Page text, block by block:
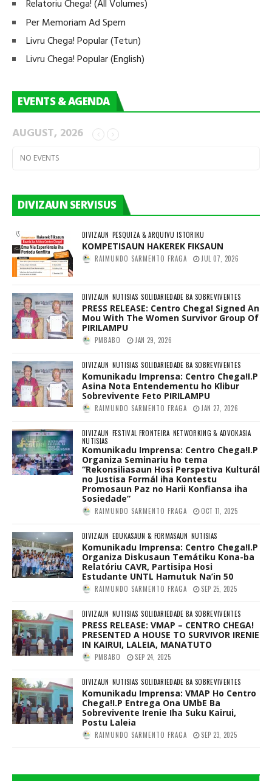
Relatoriu Chega! (All Volumes)
Per Memoriam Ad Spem
Livru Chega! Popular (Tetun)
Livru Chega! Popular (English)
EVENTS & AGENDA
AUGUST, 2026
NO EVENTS
DIVIZAUN SERVISUS
DIVIZAUN PESQUIZA & ARQUIVU ISTORIKU
KOMPETISAUN HAKEREK FIKSAUN
RAIMUNDO SARMENTO FRAGA JUL 07, 2026
DIVIZAUN NUTISIAS SOLIDARIEDADE BA SOBREVIVENTES
PRESS RELEASE: Centro Chega! Signed An
Mou With The Women Survivor Group Of
PIRILAMPU
PMBABO JAN 29, 2026
DIVIZAUN NUTISIAS SOLIDARIEDADE BA SOBREVIVENTES
Komunikadu Imprensa: Centro Chega!I.P
Asina Nota Entendementu ho Klibur
Sobrevivente Feto PIRILAMPU
RAIMUNDO SARMENTO FRAGA JAN 27, 2026
DIVIZAUN FESTIVAL FRONTEIRA NETWORKING & ADVOKASIA
NUTISIAS
Komunikadu Imprensa: Centro Chega!I.P
Organiza Seminariu ho tema
“Rekonsiliasaun Hosi Perspetiva Kulturál
no Justisa Formál iha Kontestu
Promosaun Paz no Harii Konfiansa iha
Sosiedade”
RAIMUNDO SARMENTO FRAGA OCT 11, 2025
DIVIZAUN EDUKASAUN & FORMASAUN NUTISIAS
Komunikadu Imprensa: Centro Chega!I.P
Organiza Diskusaun Temátiku Kona-ba
Relatóriu CAVR, Partisipa Hosi
Estudante UNTL Hamutuk Na’in 50
RAIMUNDO SARMENTO FRAGA SEP 25, 2025
DIVIZAUN NUTISIAS SOLIDARIEDADE BA SOBREVIVENTES
PRESS RELEASE: VMAP – CENTRO CHEGA!
PRESENTED A HOUSE TO SURVIVOR IRENIE
IN KAIRUI, LALEIA, MANATUTO
PMBABO SEP 24, 2025
DIVIZAUN NUTISIAS SOLIDARIEDADE BA SOBREVIVENTES
Komunikadu Imprensa: VMAP Ho Centro
Chega!I.P Entrega Ona UMbE Ba
Sobrevivente Irenie Iha Suku Kairui,
Postu Laleia
RAIMUNDO SARMENTO FRAGA SEP 23, 2025